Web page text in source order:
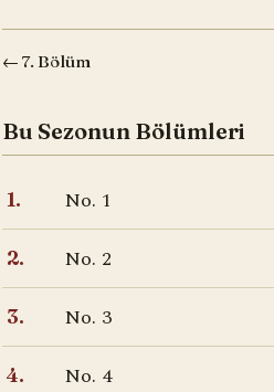
← 7. Bölüm
Bu Sezonun Bölümleri
1. No. 1
2. No. 2
3. No. 3
4. No. 4